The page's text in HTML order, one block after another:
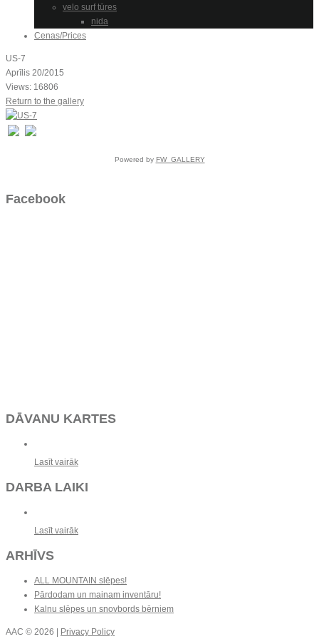
velo surf tūres
nida
Cenas/Prices
US-7
Aprīlis 20/2015
Views: 16806
Return to the gallery
Powered by FW_GALLERY
Facebook
DĀVANU KARTES
Lasīt vairāk
DARBA LAIKI
Lasīt vairāk
ARHĪVS
ALL MOUNTAIN slēpes!
Pārdodam un mainam inventāru!
Kalnu slēpes un snovbords bērniem
AAC © 2026 | Privacy Policy